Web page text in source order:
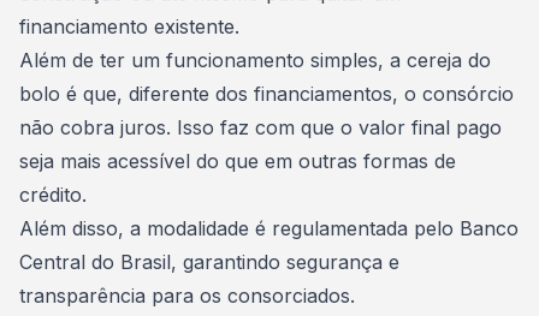
financiamento existente.
Além de ter um funcionamento simples, a cereja do
bolo é que, diferente dos financiamentos, o consórcio
não cobra juros. Isso faz com que o valor final pago
seja mais acessível do que em outras formas de
crédito.
Além disso, a modalidade é regulamentada pelo Banco
Central do Brasil, garantindo segurança e
transparência para os consorciados.